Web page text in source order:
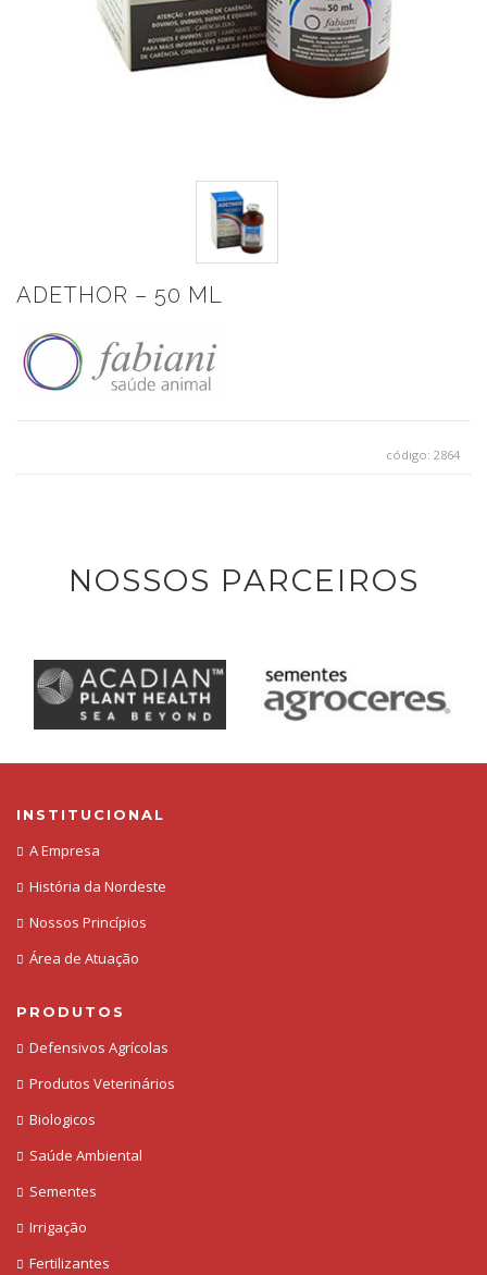
ADETHOR – 50 ML
código: 2864
NOSSOS PARCEIROS
INSTITUCIONAL
A Empresa
História da Nordeste
Nossos Princípios
Área de Atuação
PRODUTOS
Defensivos Agrícolas
Produtos Veterinários
Biologicos
Saúde Ambiental
Sementes
Irrigação
Fertilizantes